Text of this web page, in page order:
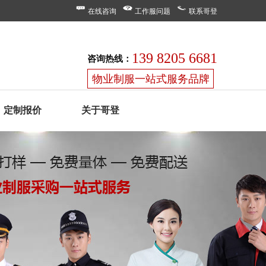
在线咨询 工作服问题 联系哥登
咨询热线： 139 8205 6681
物业制服一站式服务品牌
定制报价 关于哥登